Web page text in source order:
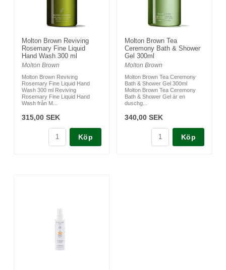
Molton Brown Reviving
Rosemary Fine Liquid
Hand Wash 300 ml
Molton Brown
Molton Brown Reviving
Rosemary Fine Liquid Hand
Wash 300 ml Reviving
Rosemary Fine Liquid Hand
Wash från M...
315,00 SEK
Köp
Molton Brown Tea
Ceremony Bath & Shower
Gel 300ml
Molton Brown
Molton Brown Tea Ceremony
Bath & Shower Gel 300ml
Molton Brown Tea Ceremony
Bath & Shower Gel är en
duschg...
340,00 SEK
Köp